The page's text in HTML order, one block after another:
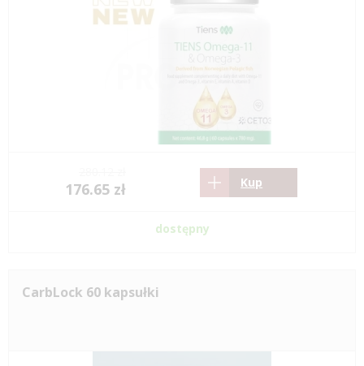
176.65 zł Kup
dostępny
CarbLock 60 kapsułki